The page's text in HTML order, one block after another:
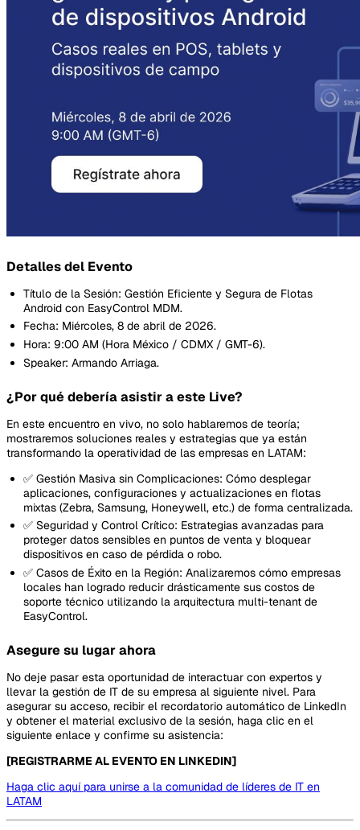
Detalles del Evento
Título de la Sesión: Gestión Eficiente y Segura de Flotas
Android con EasyControl MDM.
Fecha: Miércoles, 8 de abril de 2026.
Hora: 9:00 AM (Hora México / CDMX / GMT-6).
Speaker: Armando Arriaga.
¿Por qué debería asistir a este Live?
En este encuentro en vivo, no solo hablaremos de teoría;
mostraremos soluciones reales y estrategias que ya están
transformando la operatividad de las empresas en LATAM:
✅ Gestión Masiva sin Complicaciones: Cómo desplegar
aplicaciones, configuraciones y actualizaciones en flotas
mixtas (Zebra, Samsung, Honeywell, etc.) de forma centralizada.
✅ Seguridad y Control Crítico: Estrategias avanzadas para
proteger datos sensibles en puntos de venta y bloquear
dispositivos en caso de pérdida o robo.
✅ Casos de Éxito en la Región: Analizaremos cómo empresas
locales han logrado reducir drásticamente sus costos de
soporte técnico utilizando la arquitectura multi-tenant de
EasyControl.
Asegure su lugar ahora
No deje pasar esta oportunidad de interactuar con expertos y
llevar la gestión de IT de su empresa al siguiente nivel. Para
asegurar su acceso, recibir el recordatorio automático de LinkedIn
y obtener el material exclusivo de la sesión, haga clic en el
siguiente enlace y confirme su asistencia:
[REGISTRARME AL EVENTO EN LINKEDIN]
Haga clic aquí para unirse a la comunidad de líderes de IT en
LATAM